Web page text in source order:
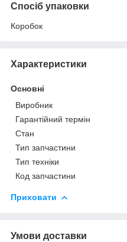
Спосіб упаковки
Коробок
Характеристики
Основні
Виробник
Гарантійний термін
Стан
Тип запчастини
Тип техніки
Код запчастини
Приховати
Умови доставки